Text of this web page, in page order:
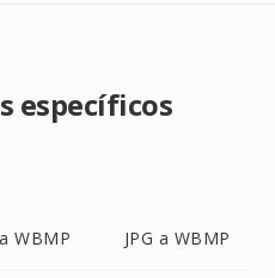
específicos
WBMP JPG a WBMP